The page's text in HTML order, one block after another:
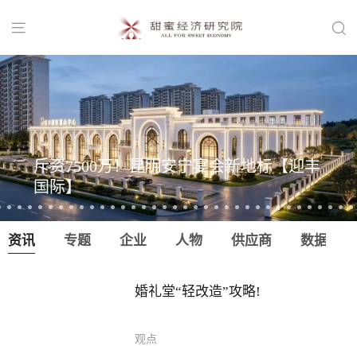
 
斥资7500万！昆明安宁宴会新地标【迎丰
国际】
资讯 专题 企业 人物 供应商 数据
婚礼堂“轻改造”攻略!
观点